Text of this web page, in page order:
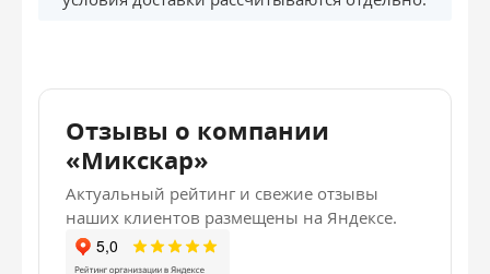
Отзывы о компании
«Микскар»
Актуальный рейтинг и свежие отзывы
наших клиентов размещены на Яндексе.